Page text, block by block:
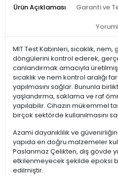
Ürün Açıklaması Garanti ve
MIT Test Kabinleri, sıcaklık, nem,
döngülerini kontrol ederek,
canlandırmak amacıyla
sıcaklık ve nem kontrol aralığı
yapılmasını sağlar. Bununla
yaşlandırma, saklama ve raf
yapılabilir. Cihazın mükemmel
birçok sektörde kullanılmasını
Azami dayanıklılık ve
yapıda en doğru malzemeler
Paslanmaz Çelikten, dış gövde
etkilenmeyecek şekilde epoksi
edilmiştir.